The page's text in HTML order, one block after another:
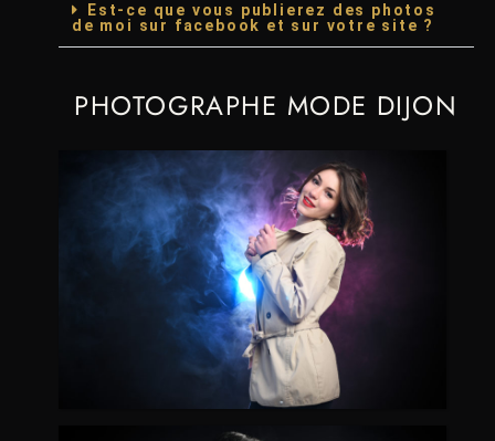
Est-ce que vous publierez des photos
de moi sur facebook et sur votre site ?
PHOTOGRAPHE MODE DIJON